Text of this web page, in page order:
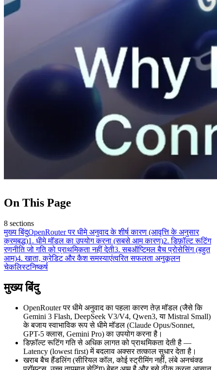
On This Page
8 sections
मुख्य बिंदुOpenRouter पर धीमे अनुवाद के शीर्ष कारण (आवृत्ति के अनुसार
क्रमबद्ध)1. धीमे मॉडल का उपयोग करना (सबसे आम कारण)2. डिफ़ॉल्ट रूटिंग
रणनीति जो गति को प्राथमिकता नहीं देती3. सबऑप्टिमल बैच प्रोसेसिंग (बहुत
आम)4. खाता, क्रेडिट और कैश समस्याएंत्वरित सफलता अनुकूलन
चेकलिस्टनिष्कर्ष
मुख्य बिंदु
OpenRouter पर धीमे अनुवाद का पहला कारण तेज़ मॉडल (जैसे कि
Gemini 3 Flash, DeepSeek V3/V4, Qwen3, या Mistral Small)
के बजाय स्वाभाविक रूप से धीमे मॉडल (Claude Opus/Sonnet,
GPT-5 क्लास, Gemini Pro) का उपयोग करना है।
डिफ़ॉल्ट रूटिंग गति से अधिक लागत को प्राथमिकता देती है —
Latency (lowest first) में बदलाव अक्सर तत्काल सुधार देता है।
खराब बैच हैंडलिंग (सीरियल कॉल, कोई स्ट्रीमिंग नहीं, लंबे अनचंक्ड